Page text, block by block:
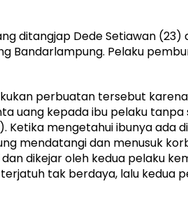
ditangjap Dede Setiawan (23)
Bandarlampung. Pelaku
perbuatan tersebut
uang kepada ibu pelaku
Ketika mengetahui ibunya ada
mendatangi dan menusuk
dikejar oleh kedua pelaku
tak berdaya, lalu kedua